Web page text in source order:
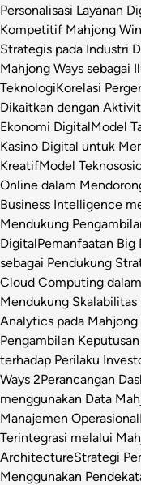
Personalisasi Layanan
Kompetitif Mahjong
Strategis pada Industri
Mahjong Ways sebagai
TeknologiKorelasi
Dikaitkan dengan
Ekonomi DigitalModel
Kasino Digital untuk
KreatifModel
Online dalam
Business Intelligence
Mendukung
DigitalPemanfaatan Big
sebagai Pendukung
Cloud Computing
Mendukung
Analytics pada
Pengambilan
terhadap Perilaku
Ways 2Perancangan
menggunakan Data
Manajemen Operasional
Terintegrasi melalui
ArchitectureStrategi
Menggunakan